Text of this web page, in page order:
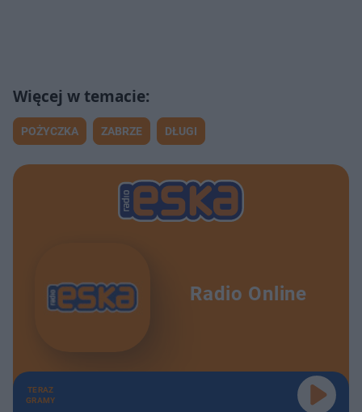
POŻYCZKA ZABRZE DŁUGI
Radio Online
TERAZ
GRAMY